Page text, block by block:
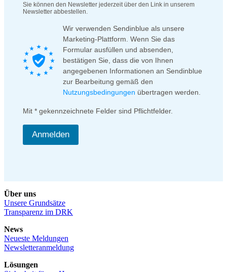
Sie können den Newsletter jederzeit über den Link in unserem
Newsletter abbestellen.
Wir verwenden Sendinblue als unsere
Marketing-Plattform. Wenn Sie das
Formular ausfüllen und absenden,
bestätigen Sie, dass die von Ihnen
angegebenen Informationen an Sendinblue
zur Bearbeitung gemäß den
Nutzungsbedingungen übertragen werden.
Mit * gekennzeichnete Felder sind Pflichtfelder.
Anmelden
Über uns
Unsere Grundsätze
Transparenz im DRK
News
Neueste Meldungen
Newsletteranmeldung
Lösungen